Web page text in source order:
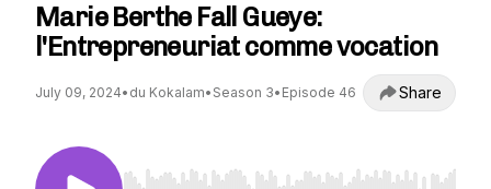
Marie Berthe Fall Gueye:
l'Entrepreneuriat comme vocation
July 09, 2024• du Kokalam• Season 3• Episode 46 Share